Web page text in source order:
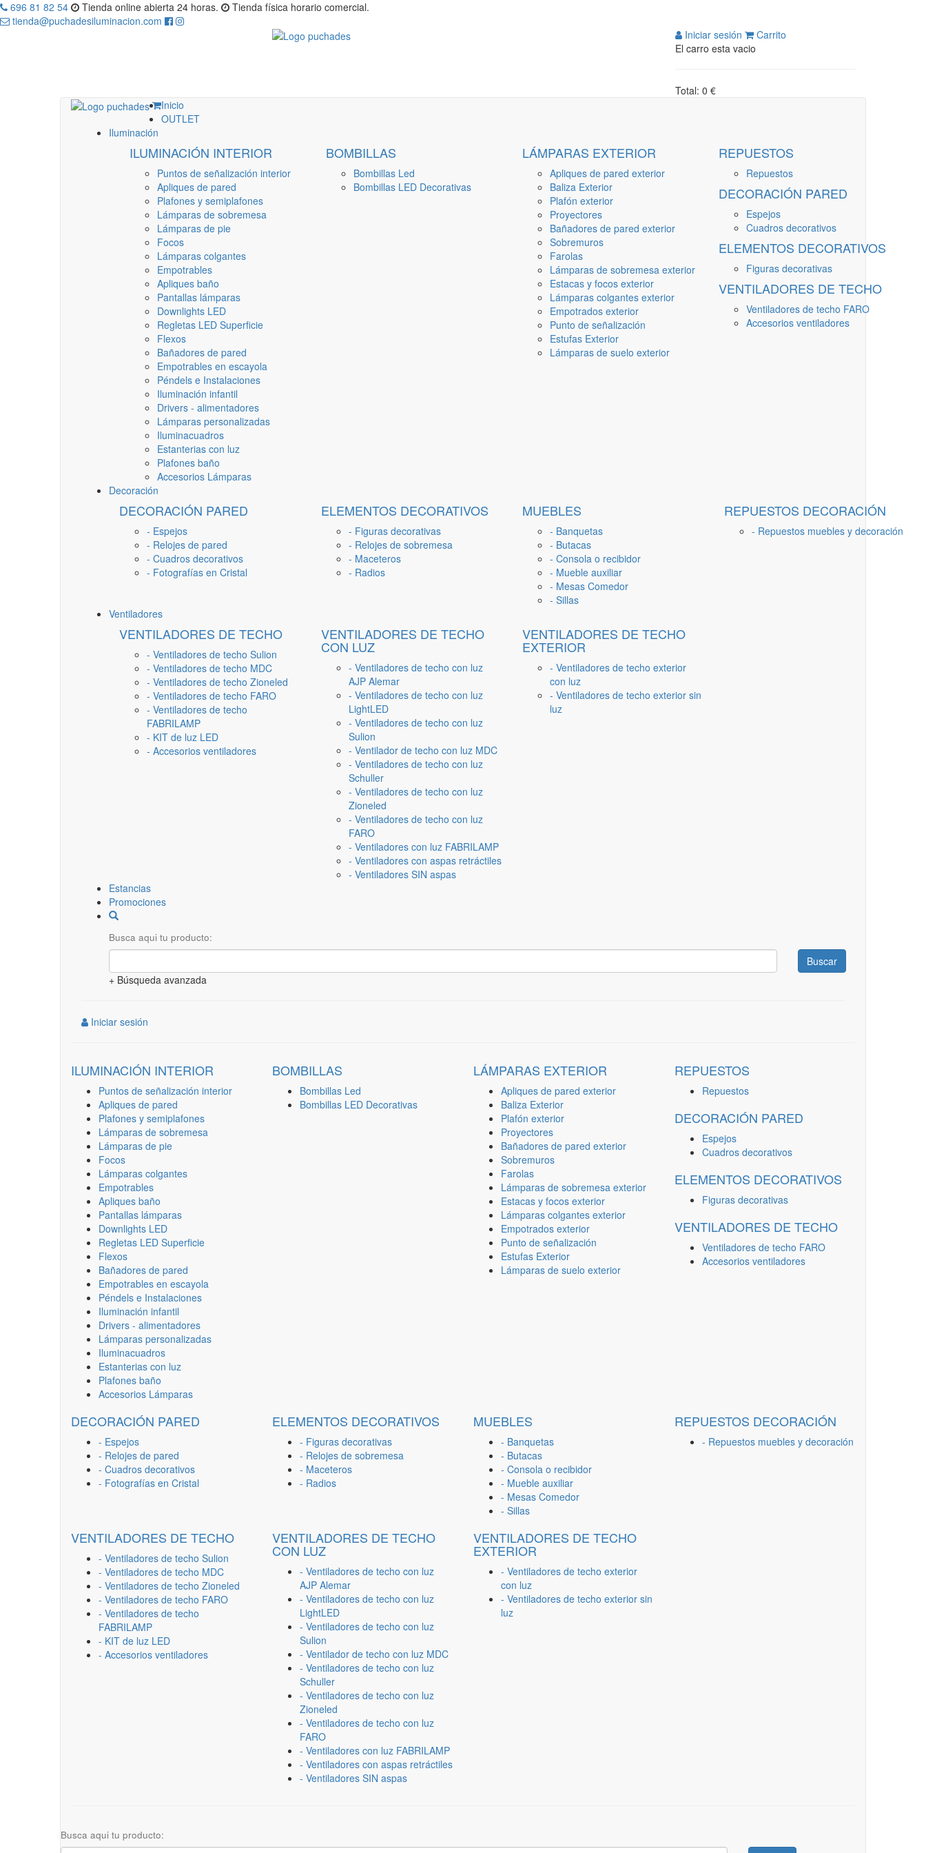
696 81 82 54 Tienda online abierta 24 horas.
Tienda física horario comercial.
tienda@puchadesiluminacion.com
Iniciar sesión
Carrito
El carro esta vacio
Total: 0 €
Inicio
OUTLET
Iluminación
ILUMINACIÓN INTERIOR
Puntos de señalización interior
Apliques de pared
Plafones y semiplafones
Lámparas de sobremesa
Lámparas de pie
Focos
Lámparas colgantes
Empotrables
Apliques baño
Pantallas lámparas
Downlights LED
Regletas LED Superficie
Flexos
Bañadores de pared
Empotrables en escayola
Péndels e Instalaciones
Iluminación infantil
Drivers - alimentadores
Lámparas personalizadas
Iluminacuadros
Estanterias con luz
Plafones baño
Accesorios Lámparas
BOMBILLAS
Bombillas Led
Bombillas LED Decorativas
LÁMPARAS EXTERIOR
Apliques de pared exterior
Baliza Exterior
Plafón exterior
Proyectores
Bañadores de pared exterior
Sobremuros
Farolas
Lámparas de sobremesa exterior
Estacas y focos exterior
Lámparas colgantes exterior
Empotrados exterior
Punto de señalización
Estufas Exterior
Lámparas de suelo exterior
REPUESTOS
Repuestos
DECORACIÓN PARED
Espejos
Cuadros decorativos
ELEMENTOS DECORATIVOS
Figuras decorativas
VENTILADORES DE TECHO
Ventiladores de techo FARO
Accesorios ventiladores
Decoración
DECORACIÓN PARED
- Espejos
- Relojes de pared
- Cuadros decorativos
- Fotografías en Cristal
ELEMENTOS DECORATIVOS
- Figuras decorativas
- Relojes de sobremesa
- Maceteros
- Radios
MUEBLES
- Banquetas
- Butacas
- Consola o recibidor
- Mueble auxiliar
- Mesas Comedor
- Sillas
REPUESTOS DECORACIÓN
- Repuestos muebles y decoración
Ventiladores
VENTILADORES DE TECHO
- Ventiladores de techo Sulion
- Ventiladores de techo MDC
- Ventiladores de techo Zioneled
- Ventiladores de techo FARO
- Ventiladores de techo
FABRILAMP
- KIT de luz LED
- Accesorios ventiladores
VENTILADORES DE TECHO
CON LUZ
- Ventiladores de techo con luz
AJP Alemar
- Ventiladores de techo con luz
LightLED
- Ventiladores de techo con luz
Sulion
- Ventilador de techo con luz MDC
- Ventiladores de techo con luz
Schuller
- Ventiladores de techo con luz
Zioneled
- Ventiladores de techo con luz
FARO
- Ventiladores con luz FABRILAMP
- Ventiladores con aspas retráctiles
- Ventiladores SIN aspas
VENTILADORES DE TECHO
EXTERIOR
- Ventiladores de techo exterior
con luz
- Ventiladores de techo exterior sin
luz
Estancias
Promociones
Busca aqui tu producto:
Buscar
+ Búsqueda avanzada
Iniciar sesión
ILUMINACIÓN INTERIOR
Puntos de señalización interior
Apliques de pared
Plafones y semiplafones
Lámparas de sobremesa
Lámparas de pie
Focos
Lámparas colgantes
Empotrables
Apliques baño
Pantallas lámparas
Downlights LED
Regletas LED Superficie
Flexos
Bañadores de pared
Empotrables en escayola
Péndels e Instalaciones
Iluminación infantil
Drivers - alimentadores
Lámparas personalizadas
Iluminacuadros
Estanterias con luz
Plafones baño
Accesorios Lámparas
BOMBILLAS
Bombillas Led
Bombillas LED Decorativas
LÁMPARAS EXTERIOR
Apliques de pared exterior
Baliza Exterior
Plafón exterior
Proyectores
Bañadores de pared exterior
Sobremuros
Farolas
Lámparas de sobremesa exterior
Estacas y focos exterior
Lámparas colgantes exterior
Empotrados exterior
Punto de señalización
Estufas Exterior
Lámparas de suelo exterior
REPUESTOS
Repuestos
DECORACIÓN PARED
Espejos
Cuadros decorativos
ELEMENTOS DECORATIVOS
Figuras decorativas
VENTILADORES DE TECHO
Ventiladores de techo FARO
Accesorios ventiladores
DECORACIÓN PARED
- Espejos
- Relojes de pared
- Cuadros decorativos
- Fotografías en Cristal
ELEMENTOS DECORATIVOS
- Figuras decorativas
- Relojes de sobremesa
- Maceteros
- Radios
MUEBLES
- Banquetas
- Butacas
- Consola o recibidor
- Mueble auxiliar
- Mesas Comedor
- Sillas
REPUESTOS DECORACIÓN
- Repuestos muebles y decoración
VENTILADORES DE TECHO
- Ventiladores de techo Sulion
- Ventiladores de techo MDC
- Ventiladores de techo Zioneled
- Ventiladores de techo FARO
- Ventiladores de techo
FABRILAMP
- KIT de luz LED
- Accesorios ventiladores
VENTILADORES DE TECHO
CON LUZ
- Ventiladores de techo con luz
AJP Alemar
- Ventiladores de techo con luz
LightLED
- Ventiladores de techo con luz
Sulion
- Ventilador de techo con luz MDC
- Ventiladores de techo con luz
Schuller
- Ventiladores de techo con luz
Zioneled
- Ventiladores de techo con luz
FARO
- Ventiladores con luz FABRILAMP
- Ventiladores con aspas retráctiles
- Ventiladores SIN aspas
VENTILADORES DE TECHO
EXTERIOR
- Ventiladores de techo exterior
con luz
- Ventiladores de techo exterior sin
luz
Busca aqui tu producto: